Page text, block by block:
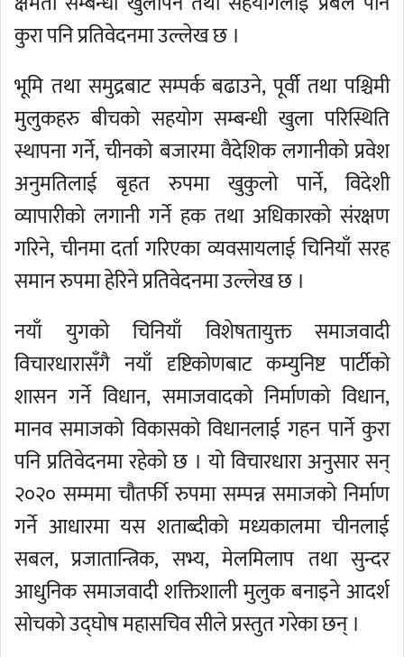
कुरा पनि प्रतिवेदनमा उल्लेख छ ।
भूमि तथा समुद्रबाट सम्पर्क बढाउने, पूर्वी तथा पश्चिमी
मुलुकहरु बीचको सहयोग सम्बन्धी खुला परिस्थिति
स्थापना गर्ने, चीनको बजारमा वैदेशिक लगानीको प्रवेश
अनुमतिलाई बृहत रुपमा खुकुलो पार्ने, विदेशी
व्यापारीको लगानी गर्ने हक तथा अधिकारको संरक्षण
गरिने, चीनमा दर्ता गरिएका व्यवसायलाई चिनियाँ सरह
समान रुपमा हेरिने प्रतिवेदनमा उल्लेख छ ।
नयाँ युगको चिनियाँ विशेषतायुक्त समाजवादी
विचारधारासँगै नयाँ दृष्टिकोणबाट कम्युनिष्ट पार्टीको
शासन गर्ने विधान, समाजवादको निर्माणको विधान,
मानव समाजको विकासको विधानलाई गहन पार्ने कुरा
पनि प्रतिवेदनमा रहेको छ । यो विचारधारा अनुसार सन्
२०२० सम्ममा चौतर्फी रुपमा सम्पन्न समाजको निर्माण
गर्ने आधारमा यस शताब्दीको मध्यकालमा चीनलाई
सबल, प्रजातान्त्रिक, सभ्य, मेलमिलाप तथा सुन्दर
आधुनिक समाजवादी शक्तिशाली मुलुक बनाइने आदर्श
सोचको उद्घोष महासचिव सीले प्रस्तुत गरेका छन् ।